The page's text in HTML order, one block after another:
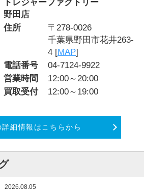
トレジャーファクトリー
野田店
住所
〒278-0026
千葉県野田市花井263-
4 [MAP]
電話番号
04-7124-9922
営業時間
12:00～20:00
買取受付
12:00～19:00
詳細情報はこちらから
2026.08.05